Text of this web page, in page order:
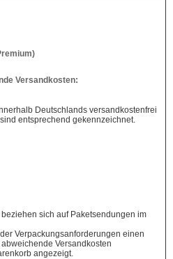
Versandkosten:
Deutschlands versandkostenfrei
entsprechend gekennzeichnet.
sich auf Paketsendungen im
Verpackungsanforderungen einen
Versandkosten
angezeigt.